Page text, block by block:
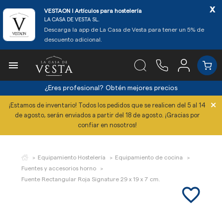
VESTAON l Artículos para hostelería
LA CASA DE VESTA SL.
Descarga la app de La Casa de Vesta para tener un 5% de
descuento adicional.
x

¿Eres profesional? Obtén mejores precios
¡Estamos de inventario! Todos los pedidos que se realicen del 5 al 14
de agosto, serán enviados a partir del 18 de agosto. ¡Gracias por
confiar en nosotros!
×
Equipamiento Hostelería
Equipamiento de cocina
Fuentes y accesorios horno
Fuente Rectangular Roja Signature 29 x 19 x 7 cm.
favorite_border